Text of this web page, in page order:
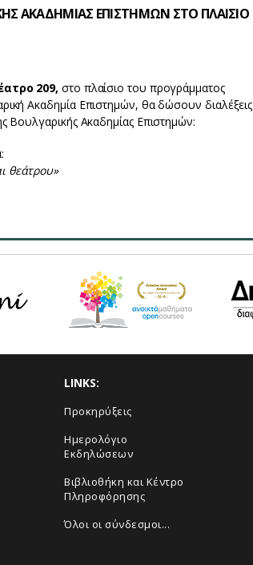
ΑΚΑΔΗΜΙΑΣ ΕΠΙΣΤΗΜΩΝ ΣΤΟ ΠΛΑΙΣΙΟ
209, στο πλαίσιο του προγράμματος
Ακαδημία Επιστημών, θα δώσουν διαλέξεις
Βουλγαρικής Ακαδημίας Επιστημών:
θεάτρου»
LINKS:
Προκηρύξεις
Ημερολόγιο
Εκδηλώσεων
Βιβλιοθήκη και Κέντρο
Πληροφόρησης
Όλοι οι σύνδεσμοι...